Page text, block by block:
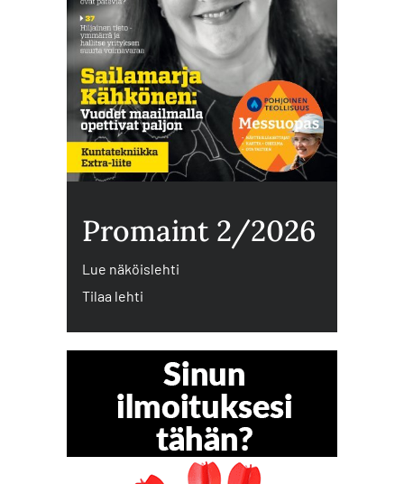
Promaint 2/2026
Lue näköislehti
Tilaa lehti